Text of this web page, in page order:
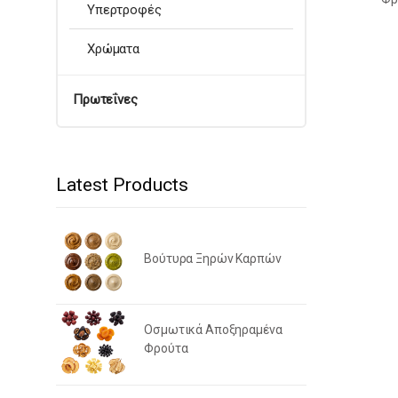
Υπερτροφές
Χρώματα
Πρωτεΐνες
Latest Products
Βούτυρα Ξηρών Καρπών
Οσμωτικά Αποξηραμένα
Φρούτα